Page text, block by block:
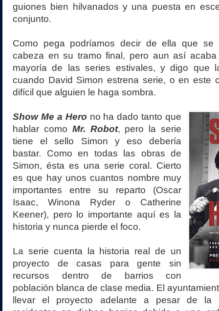
guiones bien hilvanados y una puesta en
conjunto.
Como pega podríamos decir de ella que
cabeza en su tramo final, pero aun así
mayoría de las series estivales, y digo que
cuando David Simon estrena serie, o en este
difícil que alguien le haga sombra.
Show Me a Hero no ha dado tanto que
hablar como Mr. Robot, pero la serie
tiene el sello Simon y eso debería
bastar. Como en todas las obras de
Simon, ésta es una serie coral. Cierto
es que hay unos cuantos nombre muy
importantes entre su reparto (Oscar
Isaac, Winona Ryder o Catherine
Keener), pero lo importante aquí es la
historia y nunca pierde el foco.
La serie cuenta la historia real de un
proyecto de casas para gente sin
recursos dentro de barrios con
población blanca de clase media. El
llevar el proyecto adelante a pesar de la